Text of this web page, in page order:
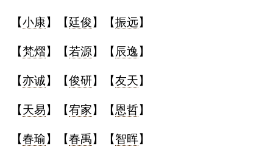
取
名
字
典
【小康】【廷俊 】【振远】
【梵熠】【若源】【 辰逸】
【亦诚】【俊研】【友天】
【天易】【宥家】【恩哲】
【春瑜】【春禹】【智晖】